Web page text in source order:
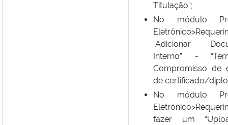
Titulação”;
No módulo
“Adicionar
Interno” -
Compromisso de
de certificado/
No módulo
fazer um